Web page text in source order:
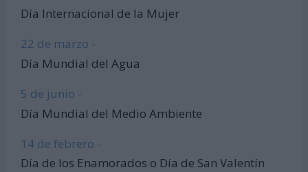
Día Internacional de la Mujer
22 de marzo -
Día Mundial del Agua
5 de junio -
Día Mundial del Medio Ambiente
14 de febrero -
Día de los Enamorados o Día de San Valentín